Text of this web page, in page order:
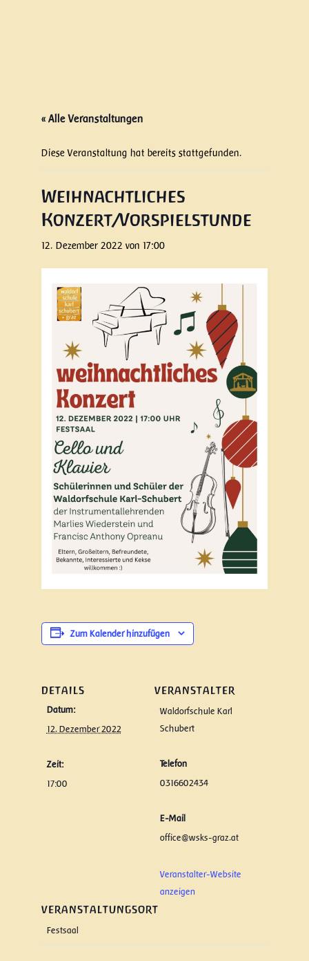
« Alle Veranstaltungen
Diese Veranstaltung hat bereits stattgefunden.
Weihnachtliches
Konzert/Vorspielstunde
12. Dezember 2022 von 17:00
Zum Kalender hinzufügen
DETAILS
Datum:
12. Dezember 2022
Zeit:
17:00
VERANSTALTUNGSORT
Festsaal
VERANSTALTER
Waldorfschule Karl
Schubert
Telefon
0316602434
E-Mail
office@wsks-graz.at
Veranstalter-Website
anzeigen